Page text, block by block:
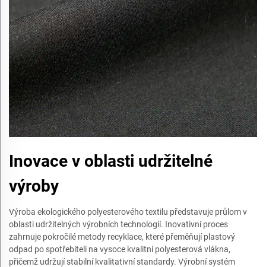
Inovace v oblasti udržitelné
výroby
Výroba ekologického polyesterového textilu představuje průlom v
oblasti udržitelných výrobních technologií. Inovativní proces
zahrnuje pokročilé metody recyklace, které přeměňují plastový
odpad po spotřebiteli na vysoce kvalitní polyesterová vlákna,
přičemž udržují stabilní kvalitativní standardy. Výrobní systém